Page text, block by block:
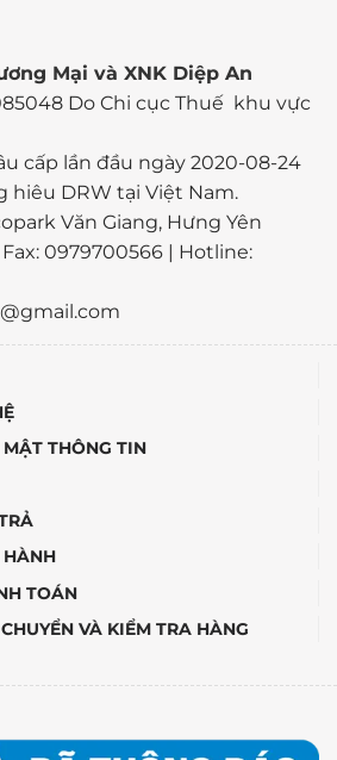
Mại và XNK Diệp An
Do Chi cục Thuế khu vực
cấp lần đầu ngày 2020-08-24
hiêu DRW tại Việt Nam.
Văn Giang, Hưng Yên
0979700566 | Hotline:
THÔNG TIN
HÀNH
TOÁN
VÀ KIỂM TRA HÀNG